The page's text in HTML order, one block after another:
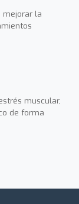
mejorar la
muscular,
de forma